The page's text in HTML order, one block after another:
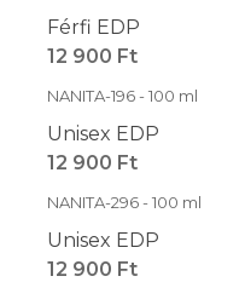
Férfi EDP
12 900 Ft
NANITA-196 - 100 ml
Unisex EDP
12 900 Ft
NANITA-296 - 100 ml
Unisex EDP
12 900 Ft